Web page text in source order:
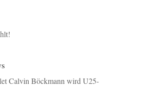
Calvin Böckmann wird U25-